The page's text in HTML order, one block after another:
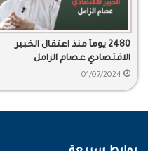
2480 يوماً منذ اعتقال الخبير
الاقتصادي عصام الزامل
01/07/2024